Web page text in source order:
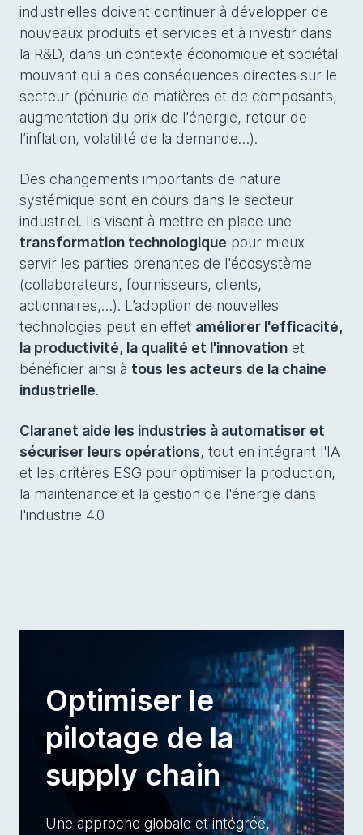
industrielles doivent continuer à développer de
nouveaux produits et services et à investir dans
la R&D, dans un contexte économique et sociétal
mouvant qui a des conséquences directes sur le
secteur (pénurie de matières et de composants,
augmentation du prix de l'énergie, retour de
l’inflation, volatilité de la demande…).
Des changements importants de nature
systémique sont en cours dans le secteur
industriel. Ils visent à mettre en place une
transformation technologique pour mieux
servir les parties prenantes de l'écosystème
(collaborateurs, fournisseurs, clients,
actionnaires,…). L’adoption de nouvelles
technologies peut en effet améliorer l'efficacité,
la productivité, la qualité et l'innovation et
bénéficier ainsi à tous les acteurs de la chaine
industrielle.
Claranet aide les industries à automatiser et
sécuriser leurs opérations, tout en intégrant l'IA
et les critères ESG pour optimiser la production,
la maintenance et la gestion de l'énergie dans
l'industrie 4.0
Optimiser le
pilotage de la
supply chain
Une approche globale et intégrée,